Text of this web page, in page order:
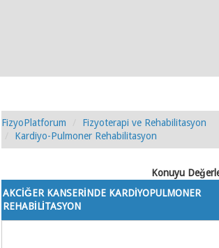
FizyoPlatforum
Fizyoterapi ve Rehabilitasyon
Kardiyo-Pulmoner Rehabilitasyon
Konuyu
AKCİĞER KANSERİNDE KARDİYOPULMONER
REHABİLİTASYON